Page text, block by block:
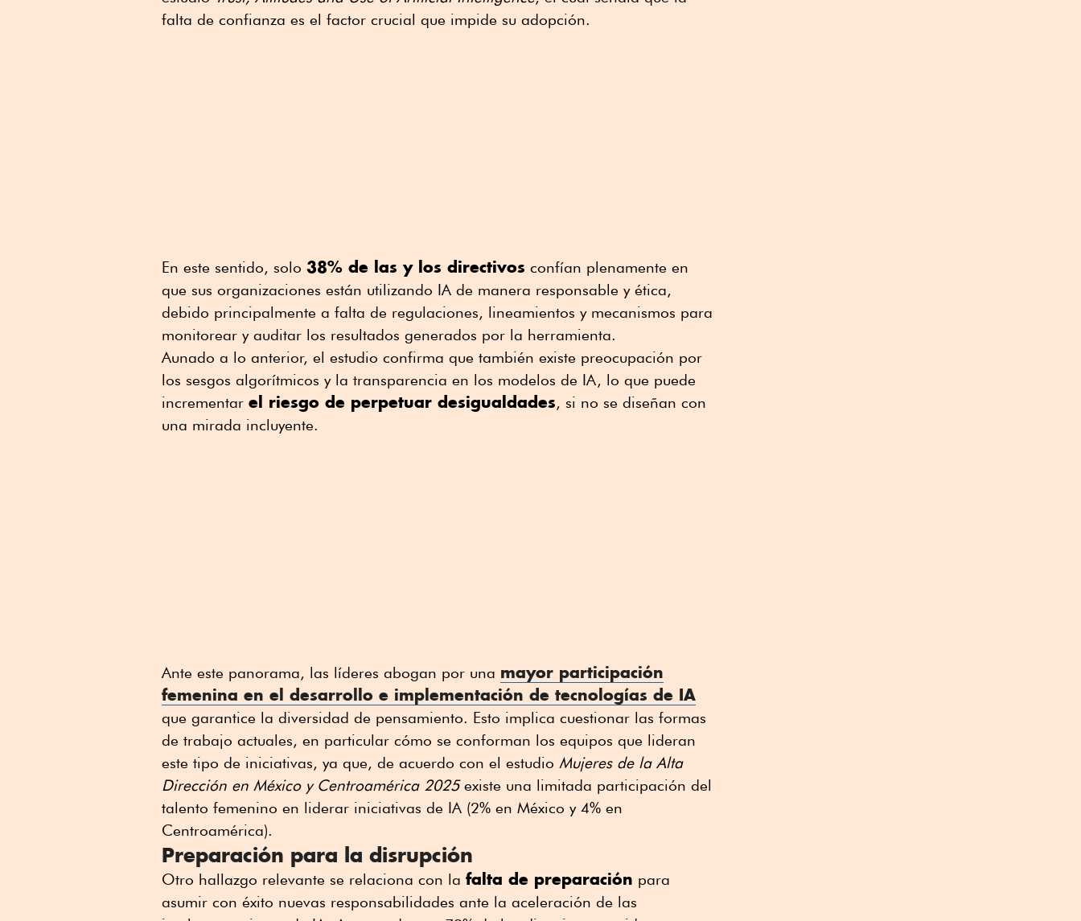
falta de confianza es el factor crucial que impide su adopción.
En este sentido, solo 38% de las y los directivos confían plenamente en
que sus organizaciones están utilizando IA de manera responsable y ética,
debido principalmente a falta de regulaciones, lineamientos y mecanismos para
monitorear y auditar los resultados generados por la herramienta.
Aunado a lo anterior, el estudio confirma que también existe preocupación por
los sesgos algorítmicos y la transparencia en los modelos de IA, lo que puede
incrementar el riesgo de perpetuar desigualdades, si no se diseñan con
una mirada incluyente.
Ante este panorama, las líderes abogan por una mayor participación
femenina en el desarrollo e implementación de tecnologías de IA
que garantice la diversidad de pensamiento. Esto implica cuestionar las formas
de trabajo actuales, en particular cómo se conforman los equipos que lideran
este tipo de iniciativas, ya que, de acuerdo con el estudio Mujeres de la Alta
Dirección en México y Centroamérica 2025existe una limitada participación del
talento femenino en liderar iniciativas de IA (2% en México y 4% en
Centroamérica).
Preparación para la disrupción
Otro hallazgo relevante se relaciona con la falta de preparación para
asumir con éxito nuevas responsabilidades ante la aceleración de las